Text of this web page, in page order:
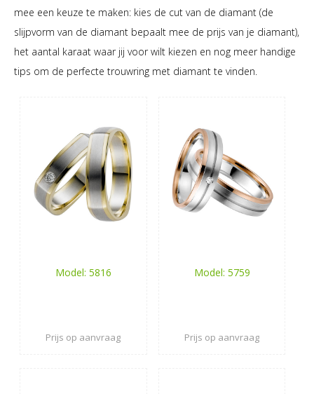
mee een keuze te maken: kies de cut van de diamant (de
slijpvorm van de diamant bepaalt mee de prijs van je diamant),
het aantal karaat waar jij voor wilt kiezen en nog meer handige
tips om de perfecte trouwring met diamant te vinden.
Model: 5816
Prijs op aanvraag
Model: 5759
Prijs op aanvraag